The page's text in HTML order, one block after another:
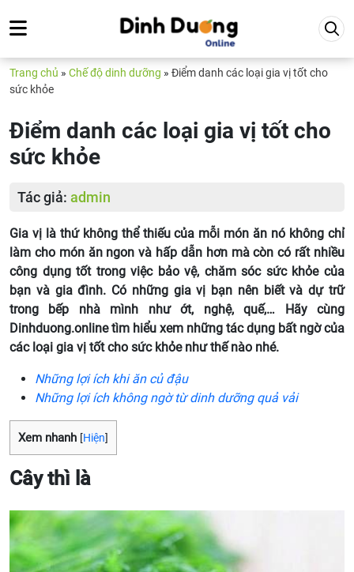
Trang chủ » Chế độ dinh dưỡng » Điểm danh các loại gia vị tốt cho
sức khỏe
Điểm danh các loại gia vị tốt cho
sức khỏe
Tác giả: admin
Gia vị là thứ không thể thiếu của mỗi món ăn nó không chỉ
làm cho món ăn ngon và hấp dẫn hơn mà còn có rất nhiều
công dụng tốt trong việc bảo vệ, chăm sóc sức khỏe của
bạn và gia đình. Có những gia vị bạn nên biết và dự trữ
trong bếp nhà mình như ớt, nghệ, quế,… Hãy cùng
Dinhduong.online tìm hiểu xem những tác dụng bất ngờ của
các loại gia vị tốt cho sức khỏe như thế nào nhé.
Những lợi ích khi ăn củ đậu
Những lợi ích không ngờ từ dinh dưỡng quả vải
Xem nhanh [Hiện]
Cây thì là